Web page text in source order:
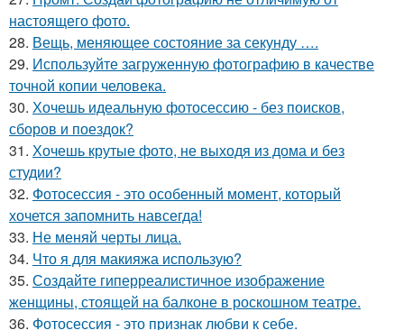
настоящего фото.
28. Вещь, меняющее состояние за секунду ….
29. Используйте загруженную фотографию в качестве
точной копии человека.
30. Хочешь идеальную фотосессию - без поисков,
сборов и поездок?
31. Хочешь крутые фото, не выходя из дома и без
студии?
32. Фотосессия - это особенный момент, который
хочется запомнить навсегда!
33. Не меняй черты лица.
34. Что я для макияжа использую?
35. Создайте гиперреалистичное изображение
женщины, стоящей на балконе в роскошном театре.
36. Фотосессия - это признак любви к себе.